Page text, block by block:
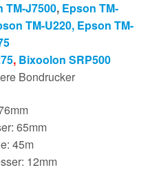
TM-J7500, Epson TM-
TM-U220, Epson TM-
, Bixoolon SRP500
Bondrucker
65mm
45m
12mm